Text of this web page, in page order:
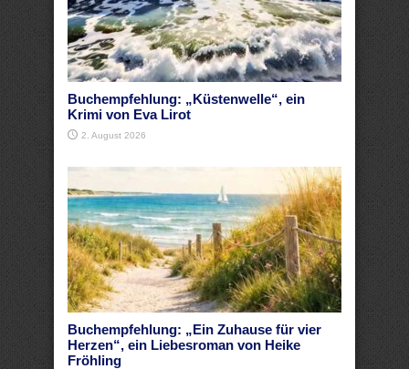
Buchempfehlung: „Küstenwelle“, ein
Krimi von Eva Lirot
2. August 2026
Buchempfehlung: „Ein Zuhause für vier
Herzen“, ein Liebesroman von Heike
Fröhling